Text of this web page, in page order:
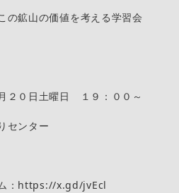
の鉱山の価値を考える学習会
０日土曜日 １９：００～
センター
：https://x.gd/jvEcl